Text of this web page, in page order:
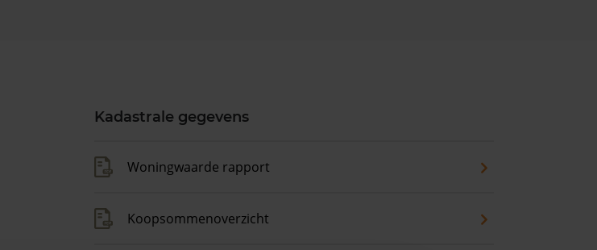
Kadastrale gegevens
Woningwaarde rapport
Koopsommenoverzicht